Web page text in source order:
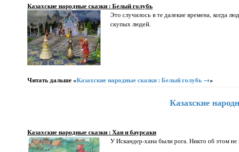
Казахские народные сказки : Белый голубь
Это случилось в те далекие времена, когда
скупых людей.
Читать дальше «Казахские народные сказки : Белый голубь →»
Казахские
Казахские народные сказки : Хан и баурсаки
У Искандер-хана были рога. Никто об этом